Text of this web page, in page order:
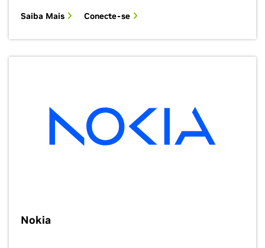
Saiba Mais Conecte-se
Nokia